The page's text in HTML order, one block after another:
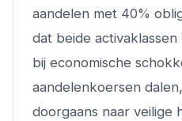
aandelen met 40%
dat beide
bij economische
aandelenkoersen
doorgaans naar veilige